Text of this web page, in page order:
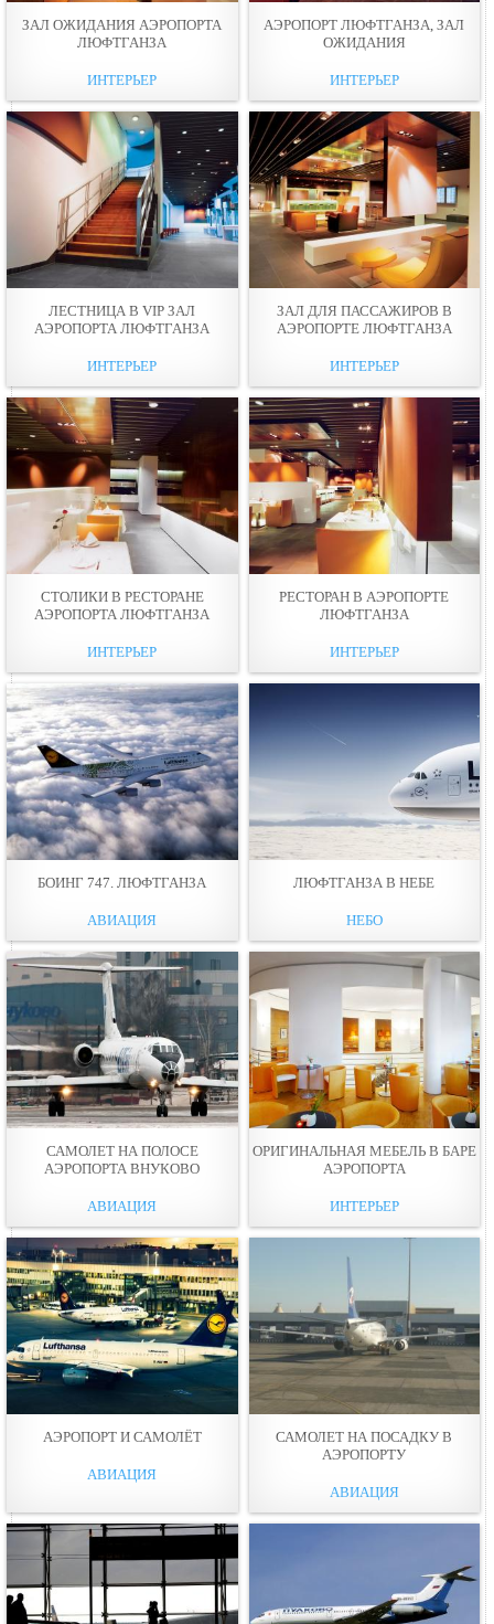
ЗАЛ ОЖИДАНИЯ АЭРОПОРТА
ЛЮФТГАНЗА
ИНТЕРЬЕР
АЭРОПОРТ ЛЮФТГАНЗА, ЗАЛ
ОЖИДАНИЯ
ИНТЕРЬЕР
ЛЕСТНИЦА В VIP ЗАЛ
АЭРОПОРТА ЛЮФТГАНЗА
ИНТЕРЬЕР
ЗАЛ ДЛЯ ПАССАЖИРОВ В
АЭРОПОРТЕ ЛЮФТГАНЗА
ИНТЕРЬЕР
СТОЛИКИ В РЕСТОРАНЕ
АЭРОПОРТА ЛЮФТГАНЗА
ИНТЕРЬЕР
РЕСТОРАН В АЭРОПОРТЕ
ЛЮФТГАНЗА
ИНТЕРЬЕР
БОИНГ 747. ЛЮФТГАНЗА
АВИАЦИЯ
ЛЮФТГАНЗА В НЕБЕ
НЕБО
САМОЛЕТ НА ПОЛОСЕ
АЭРОПОРТА ВНУКОВО
АВИАЦИЯ
ОРИГИНАЛЬНАЯ МЕБЕЛЬ В БАРЕ
АЭРОПОРТА
ИНТЕРЬЕР
АЭРОПОРТ И САМОЛЁТ
АВИАЦИЯ
САМОЛЕТ НА ПОСАДКУ В
АЭРОПОРТУ
АВИАЦИЯ